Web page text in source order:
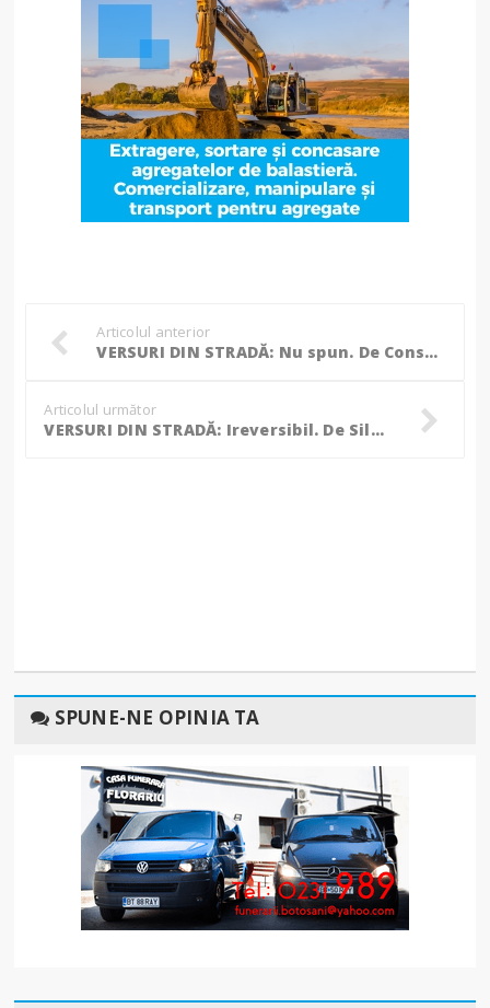
Articolul anterior
VERSURI DIN STRADĂ: Nu spun. De Constantin Vlădeanu
Articolul următor
VERSURI DIN STRADĂ: Ireversibil. De Silviana Moșneagu
SPUNE-NE OPINIA TA